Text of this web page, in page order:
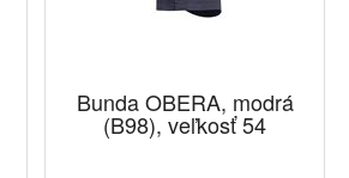
Bunda OBERA, modrá
(B98), veľkosť 54